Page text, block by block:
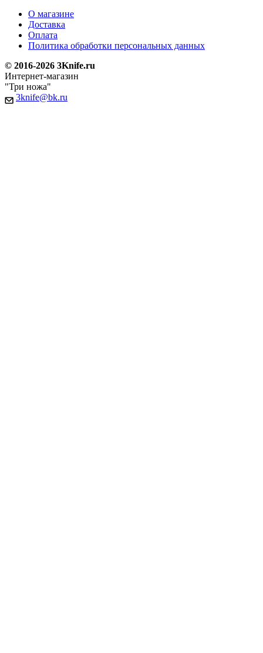
О магазине
Доставка
Оплата
Политика обработки персональных данных
© 2016-2026 3Knife.ru
Интернет-магазин
"Три ножа"
3knife@bk.ru